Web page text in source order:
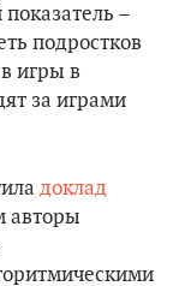
–
подростков
игры в
за играми
доклад
авторы